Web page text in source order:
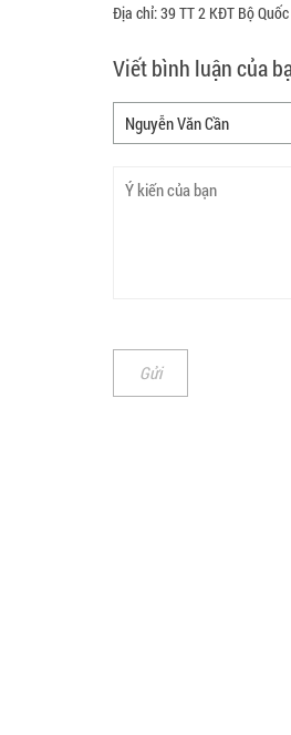
Địa chỉ: 39 TT 2 KĐT Bộ
Viết bình luận của
Gửi